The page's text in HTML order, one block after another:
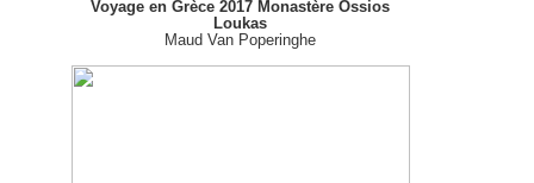
Voyage en Grèce 2017 Monastère Ossios
Loukas
Maud Van Poperinghe